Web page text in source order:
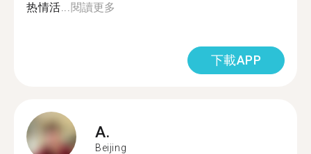
热情活...閱讀更多
下載APP
A.
Beijing